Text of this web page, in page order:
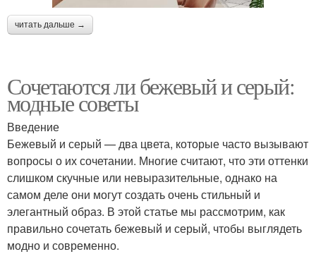
читать дальше →
Сочетаются ли бежевый и серый:
модные советы
Введение
Бежевый и серый — два цвета, которые часто вызывают
вопросы о их сочетании. Многие считают, что эти оттенки
слишком скучные или невыразительные, однако на
самом деле они могут создать очень стильный и
элегантный образ. В этой статье мы рассмотрим, как
правильно сочетать бежевый и серый, чтобы выглядеть
модно и современно.